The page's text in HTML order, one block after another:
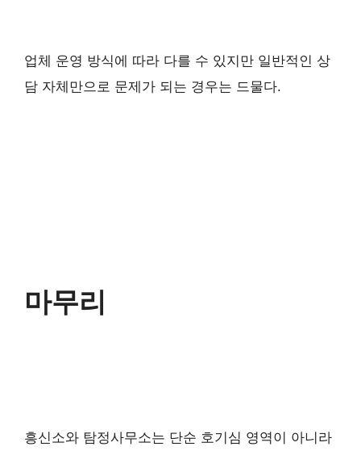
업체 운영 방식에 따라 다를 수 있지만 일반적인 상
담 자체만으로 문제가 되는 경우는 드물다.
마무리
흥신소와 탐정사무소는 단순 호기심 영역이 아니라